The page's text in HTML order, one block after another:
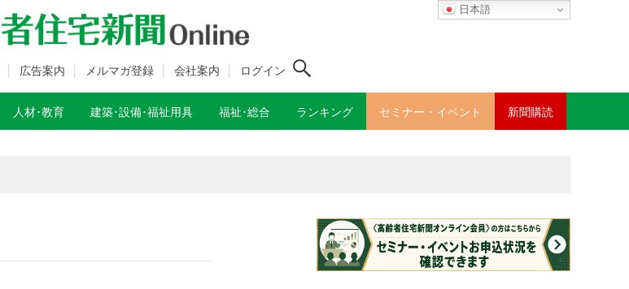
日本語
広告案内 メルマガ登録 会社案内 ログイン
人材･教育 建築･設備･福祉用具 福祉･総合 ランキング セミナー・イベント 新聞購読